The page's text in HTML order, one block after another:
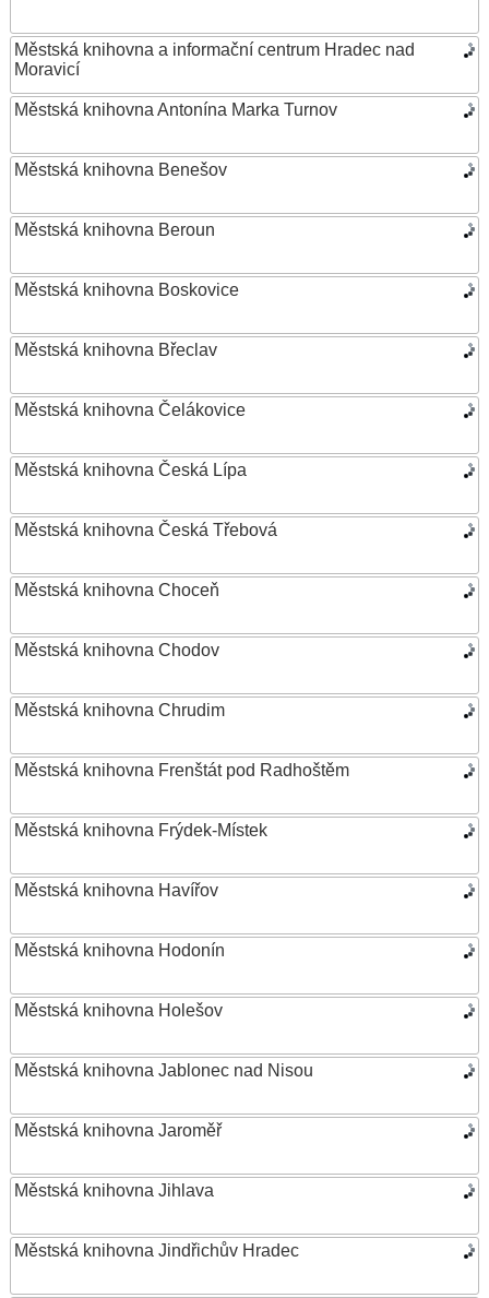
Městská knihovna a informační centrum Hradec nad
Moravicí
Městská knihovna Antonína Marka Turnov
Městská knihovna Benešov
Městská knihovna Beroun
Městská knihovna Boskovice
Městská knihovna Břeclav
Městská knihovna Čelákovice
Městská knihovna Česká Lípa
Městská knihovna Česká Třebová
Městská knihovna Choceň
Městská knihovna Chodov
Městská knihovna Chrudim
Městská knihovna Frenštát pod Radhoštěm
Městská knihovna Frýdek-Místek
Městská knihovna Havířov
Městská knihovna Hodonín
Městská knihovna Holešov
Městská knihovna Jablonec nad Nisou
Městská knihovna Jaroměř
Městská knihovna Jihlava
Městská knihovna Jindřichův Hradec